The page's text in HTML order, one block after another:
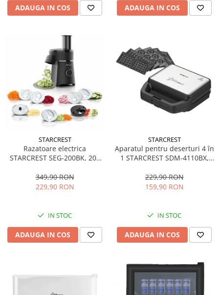
ADAUGA IN COS ADAUGA IN COS
STARCREST
Razatoare electrica
STARCREST SEG-200BK, 200
349,90 RON
229,90 RON
IN STOC
ADAUGA IN COS
STARCREST
Aparatul pentru deserturi 4 în
1 STARCREST SDM-4110BX,
invelis ceramic pentru vafe,
nuci, gogosi si smile
229,90 RON
159,90 RON
IN STOC
ADAUGA IN COS